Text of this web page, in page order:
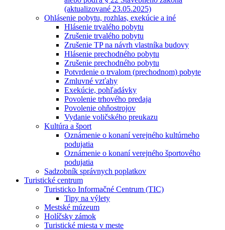
(aktualizované 23.05.2025)
Ohlásenie pobytu, rozhlas, exekúcie a iné
Hlásenie trvalého pobytu
Zrušenie trvalého pobytu
Zrušenie TP na návrh vlastníka budovy
Hlásenie prechodného pobytu
Zrušenie prechodného pobytu
Potvrdenie o trvalom (prechodnom) pobyte
Zmluvné vzťahy
Exekúcie, pohľadávky
Povolenie trhového predaja
Povolenie ohňostrojov
Vydanie voličského preukazu
Kultúra a šport
Oznámenie o konaní verejného kultúrneho
podujatia
Oznámenie o konaní verejného športového
podujatia
Sadzobník správnych poplatkov
Turistické centrum
Turisticko Informačné Centrum (TIC)
Tipy na výlety
Mestské múzeum
Holíčsky zámok
Turistické miesta v meste